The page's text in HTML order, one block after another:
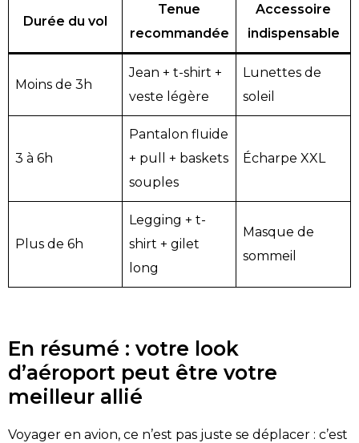
Durée du vol
Tenue
recommandée
Accessoire
indispensable
Moins de 3h
Jean + t-shirt +
veste légère
Lunettes de
soleil
3 à 6h
Pantalon fluide
+ pull + baskets
souples
Écharpe XXL
Plus de 6h
Legging + t-
shirt + gilet
long
Masque de
sommeil
En résumé : votre look
d’aéroport peut être votre
meilleur allié
Voyager en avion, ce n’est pas juste se déplacer : c’est